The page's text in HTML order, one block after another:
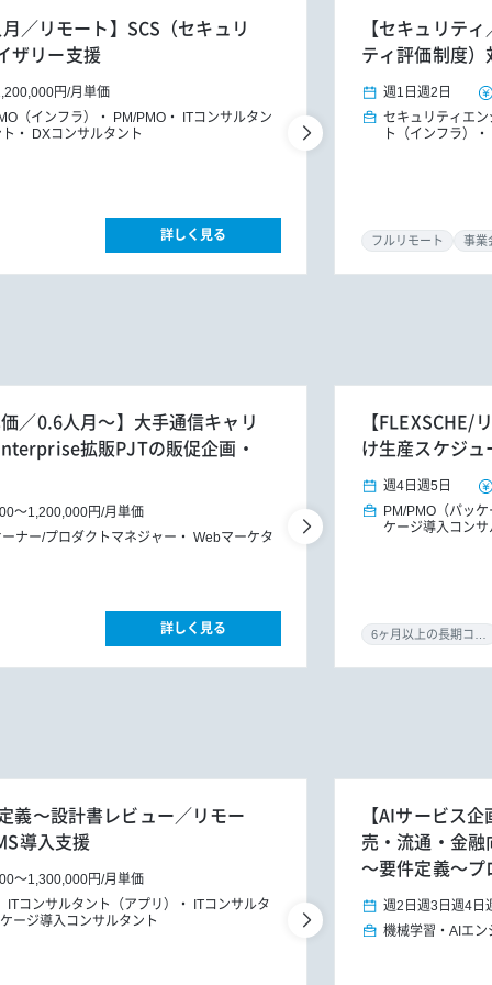
／リモート】SCS（セキュリ
ザリー支援
円/月単価
（インフラ） PM/PMO
ITコンサルタン
DXコンサルタント
詳しく見る
【セキュリテ
ティ評価制度
週1日 週2日
セキュリティエン
ト（インフラ）
フルリモート 事業
／0.6人月～】大手通信キャリ
拡販PJTの販促企画・
～1,200,000円/月単価
ナー/プロダクトマネジャー
Webマーケタ
詳しく見る
【
け生産スケジ
週4日 週5日
PM/PMO（パッ
ケージ導入コン
義〜設計書レビュー／リモー
導入支援
～1,300,000円/月単価
ITコンサルタント（アプリ）
ITコンサルタ
ージ導入コンサルタント
【AIサービス
売・流通・金
～要件定義～
週2日 週3日 週4日
機械学習・AIエン